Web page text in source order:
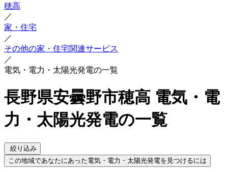
穂高
／
家・住宅
／
その他の家・住宅関連サービス
／
電気・電力・太陽光発電の一覧
長野県安曇野市穂高 電気・電
力・太陽光発電の一覧
絞り込み
この地域であなたにあった電気・電力・太陽光発電を見つけるには